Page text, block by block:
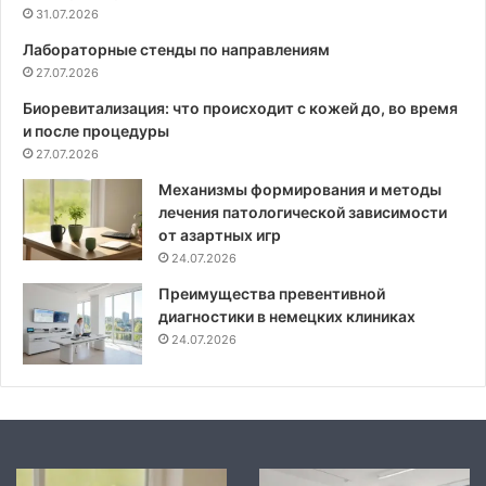
31.07.2026
Лабораторные стенды по направлениям
27.07.2026
Биоревитализация: что происходит с кожей до, во время
и после процедуры
27.07.2026
Механизмы формирования и методы
лечения патологической зависимости
от азартных игр
24.07.2026
Преимущества превентивной
диагностики в немецких клиниках
24.07.2026
Современные